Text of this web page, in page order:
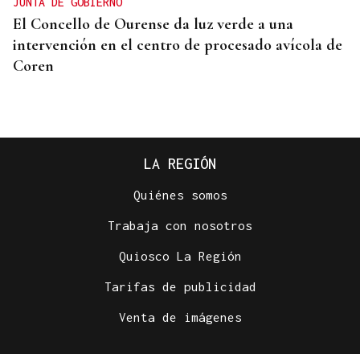
El Concello de Ourense da luz verde a una
intervención en el centro de procesado avícola de
Coren
Los recuerdos de la infancia unen generaciones en
LA REGIÓN
Quiénes somos
Trabaja con nosotros
Quiosco La Región
Tarifas de publicidad
Venta de imágenes